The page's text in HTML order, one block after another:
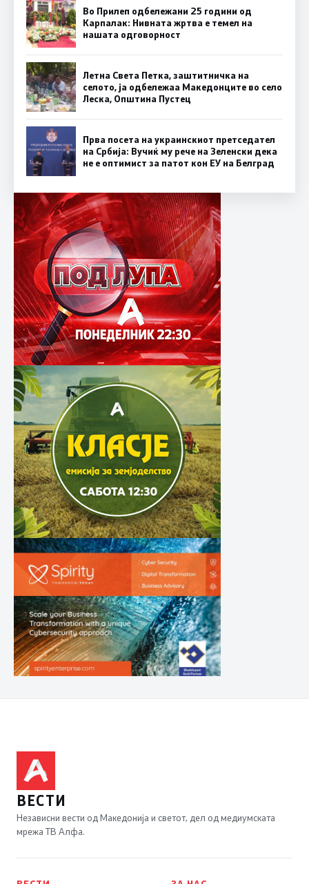
Во Прилеп одбележани 25 години од
Карпалак: Нивната жртва е темел на
нашата одговорност
Летна Света Петка, заштитничка на
селото, ја одбележаа Македонците во село
Леска, Општина Пустец
Прва посета на украинскиот претседател
на Србија: Вучиќ му рече на Зеленски дека
не е оптимист за патот кон ЕУ на Белград
ВЕСТИ
Независни вести од Македонија и светот, дел од медиумската
мрежа ТВ Алфа.